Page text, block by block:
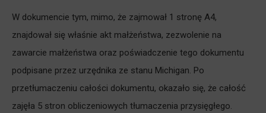
W dokumencie tym, mimo, że zajmował 1 stronę A4,
znajdował się właśnie akt małżeństwa, zezwolenie na
zawarcie małżeństwa oraz poświadczenie tego dokumentu
podpisane przez urzędnika ze stanu Michigan. Po
przetłumaczeniu całości dokumentu, okazało się, że całość
zajęła 5 stron obliczeniowych tłumaczenia przysięgłego.